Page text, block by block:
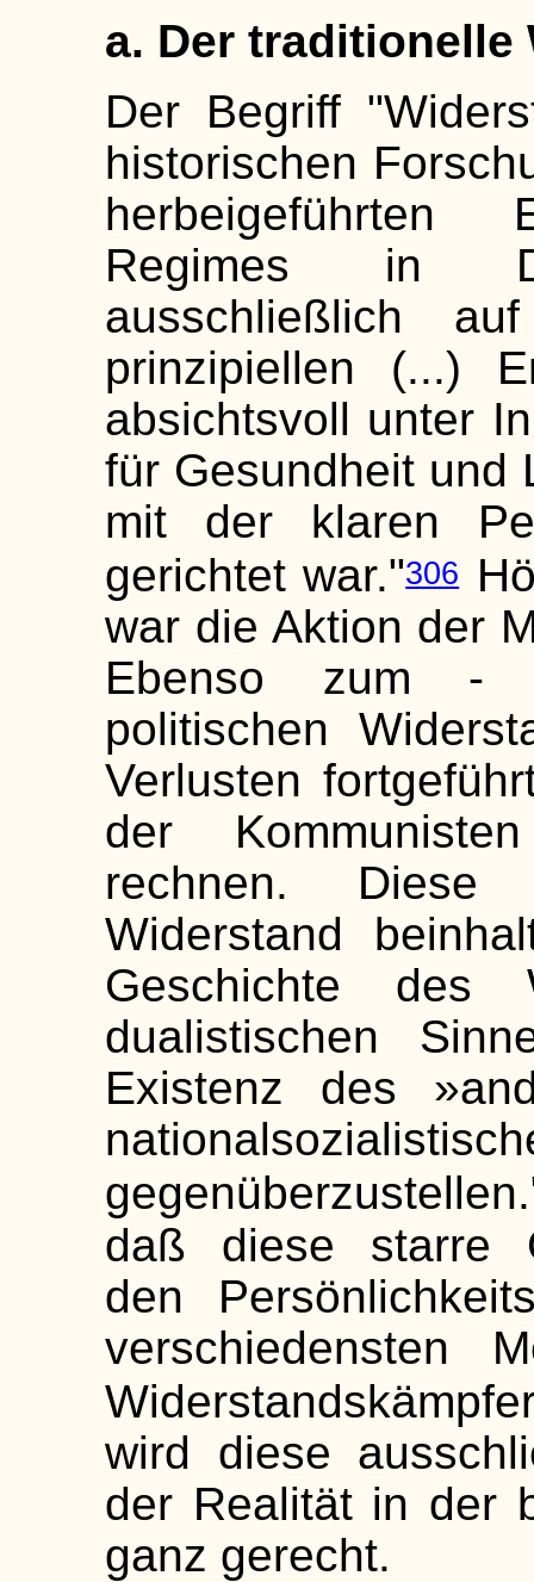
a. Der
Der Begriff
historischen
Regimes in
ausschließlich
prinzipiellen (...)
absichtsvoll unter
für Gesundheit und
mit der klaren
gerichtet war."306
war die Aktion der
Ebenso zum -
politischen
Verlusten
der
rechnen.
Widerstand
Geschichte des
dualistischen
Existenz des
daß diese starre
den
verschiedensten
wird diese
der Realität in der
ganz gerecht.